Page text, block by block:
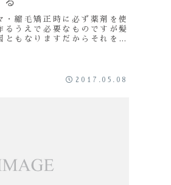
・縮毛矯正時に必ず薬剤を使
うえで必要なものですが髪
ともなりますだからそれを扱
2017.05.08